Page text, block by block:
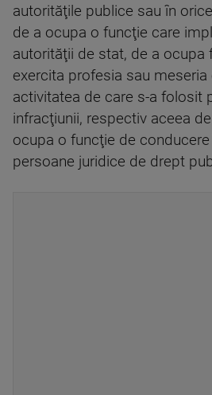
autorităţile publice sau în
de a ocupa o funcţie care
autorităţii de stat, de a ocupa
exercita profesia sau
activitatea de care s-a folosit
infracţiunii, respectiv aceea
ocupa o funcţie de
persoane juridice de drept